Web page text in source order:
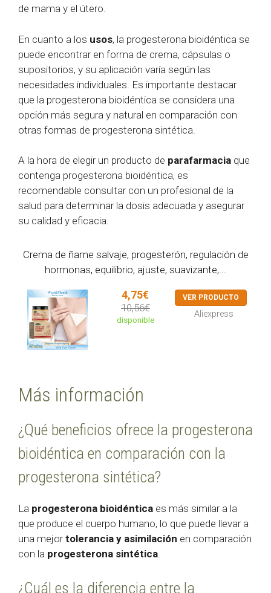
de mama y el útero.
En cuanto a los usos, la progesterona bioidéntica se
puede encontrar en forma de crema, cápsulas o
supositorios, y su aplicación varía según las
necesidades individuales. Es importante destacar
que la progesterona bioidéntica se considera una
opción más segura y natural en comparación con
otras formas de progesterona sintética.
A la hora de elegir un producto de parafarmacia que
contenga progesterona bioidéntica, es
recomendable consultar con un profesional de la
salud para determinar la dosis adecuada y asegurar
su calidad y eficacia.
Crema de ñame salvaje, progesterón, regulación de
hormonas, equilibrio, ajuste, suavizante,...
4,75€
10,56€
disponible
VER PRODUCTO
Aliexpress
Más información
¿Qué beneficios ofrece la progesterona
bioidéntica en comparación con la
progesterona sintética?
La progesterona bioidéntica es más similar a la
que produce el cuerpo humano, lo que puede llevar a
una mejortolerancia y asimilación en comparación
con la progesterona sintética
¿Cuál es la diferencia entre la